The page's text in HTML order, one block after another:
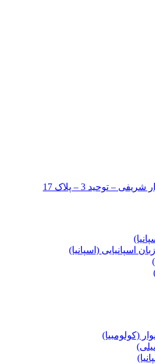
– توحید 3 – پلاک 17
اسپانیایی (اسپانیا)
(کولومبیا)